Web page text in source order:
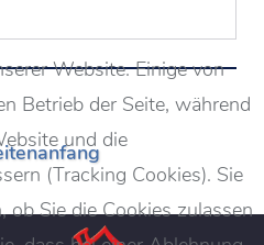
Website. Einige von
Betrieb der Seite, während
und die
(Tracking Cookies). Sie
ob Sie die Cookies zulassen